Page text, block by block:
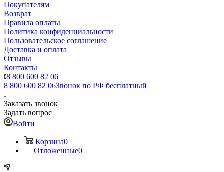
Покупателям
Возврат
Правила оплаты
Политика конфиденциальности
Пользовательское соглашение
Доставка и оплата
Отзывы
Контакты
8 800 600 82 06
8 800 600 82 06Звонок по РФ бесплатный
Заказать звонок
Задать вопрос
Войти
Корзина0
Отложенные0